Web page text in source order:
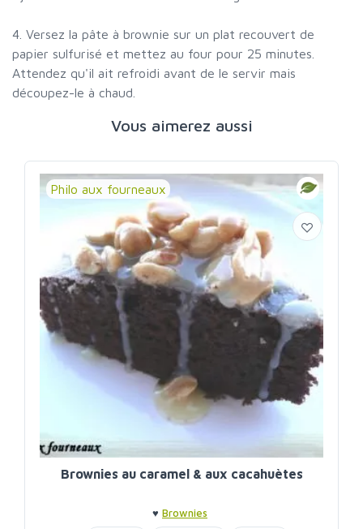
4. Versez la pâte à brownie sur un plat recouvert de
papier sulfurisé et mettez au four pour 25 minutes.
Attendez qu'il ait refroidi avant de le servir mais
découpez-le à chaud.
Vous aimerez aussi
Philo aux fourneaux
Brownies au caramel & aux cacahuètes
♥ Brownies